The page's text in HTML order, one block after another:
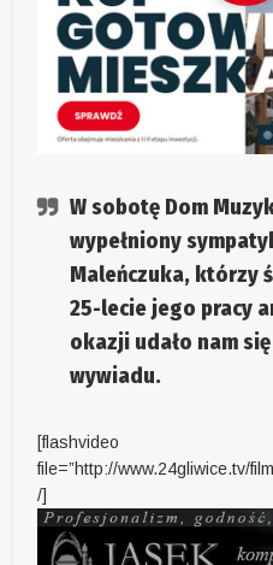
W sobotę Dom
wypełniony
Maleńczuka, którzy
25-lecie jego pracy
okazji udało nam
wywiadu.
[flashvideo
file=”http://www.24gliwice.tv/
/]